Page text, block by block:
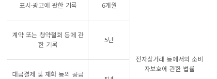
표시∙광고에 관한 기록 6개월
전자상거래 등에서의 소비
자보호에 관한 법률
계약 또는 청약철회 등에 관
한 기록
5년
대금결제 및 재화 등의 공급